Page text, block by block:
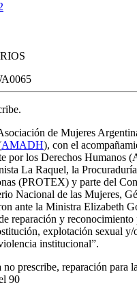
de Mujeres
AMADH), con el
por los Derechos Humanos
La Raquel, la
(PROTEX) y parte del
Nacional de las Mujeres,
ante la Ministra Elizabeth
reparación y reconocimiento
explotación sexual y/
institucional”.